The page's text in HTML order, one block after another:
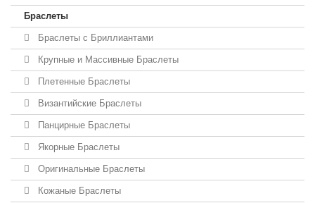
Браслеты
Браслеты с Бриллиантами
Крупные и Массивные Браслеты
Плетенные Браслеты
Византийские Браслеты
Панцирные Браслеты
Якорные Браслеты
Оригинальные Браслеты
Кожаные Браслеты